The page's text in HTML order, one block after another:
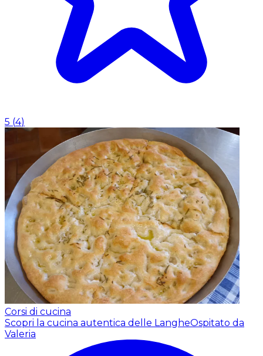
5 (4)
Corsi di cucina
Scopri la cucina autentica delle LangheOspitato da
Valeria